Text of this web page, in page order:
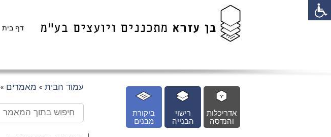
דף בית
עמוד הבית » מאמרים »
ביקורת
מבנים
רישוי
הבנייה
אדריכלות
והנדסה